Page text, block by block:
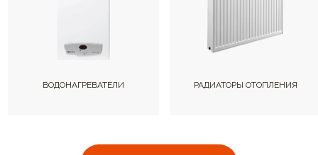
ВОДОНАГРЕВАТЕЛИ РАДИАТОРЫ ОТОПЛЕНИЯ